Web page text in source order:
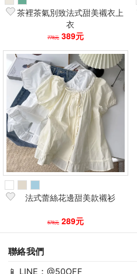
茶裡茶氣別致法式甜美襯衣上
衣
778元 389元
法式蕾絲花邊甜美款襯衫
578元 289元